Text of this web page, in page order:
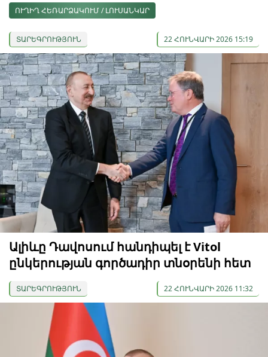
ՈՒՂԻՂ ՀԵՌԱՐՁԱԿՈՒՄ / ԼՈՒՍԱՆԿԱՐ
ՏԱՐԵԳՐՈՒԹՅՈՒՆ 22 ՀՈՒՆՎԱՐԻ 2026 15:19
Ալիևը Դավոսում հանդիպել է Vitol
ընկերության գործադիր տնօրենի հետ
ՏԱՐԵԳՐՈՒԹՅՈՒՆ 22 ՀՈՒՆՎԱՐԻ 2026 11:32